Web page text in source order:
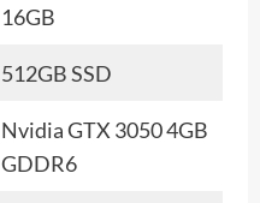
16GB
512GB SSD
Nvidia GTX 3050 4GB
GDDR6